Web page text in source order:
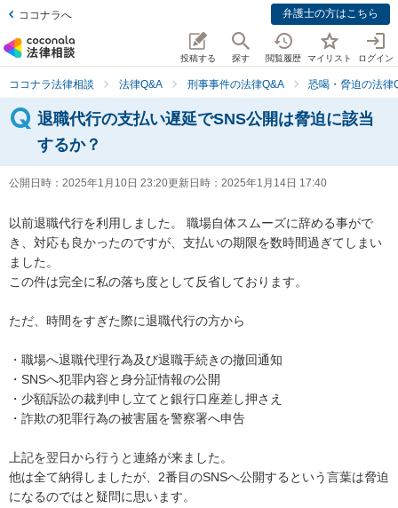
ココナラへ 弁護士の方はこちら
投稿する 探す 閲覧履歴 マイリスト ログイン
ココナラ法律相談 法律Q&A 刑事事件の法律Q&A 恐喝・脅迫の法律
退職代行の支払い遅延でSNS公開は脅迫に該当
するか？
公開日時： 2025年1月10日 23:20更新日時： 2025年1月14日 17:40
以前退職代行を利用しました。 職場自体スムーズに辞める事がで
き、対応も良かったのですが、支払いの期限を数時間過ぎてしまい
ました。
この件は完全に私の落ち度として反省しております。
ただ、時間をすぎた際に退職代行の方から
・職場へ退職代理行為及び退職手続きの撤回通知
・SNSへ犯罪内容と身分証情報の公開
・少額訴訟の裁判申し立てと銀行口座差し押さえ
・詐欺の犯罪行為の被害届を警察署へ申告
上記を翌日から行うと連絡が来ました。
他は全て納得しましたが、2番目のSNSへ公開するという言葉は脅迫
になるのではと疑問に思います。